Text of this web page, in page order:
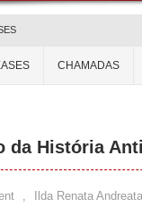
CHAMADAS
da História
, Ilda Renata